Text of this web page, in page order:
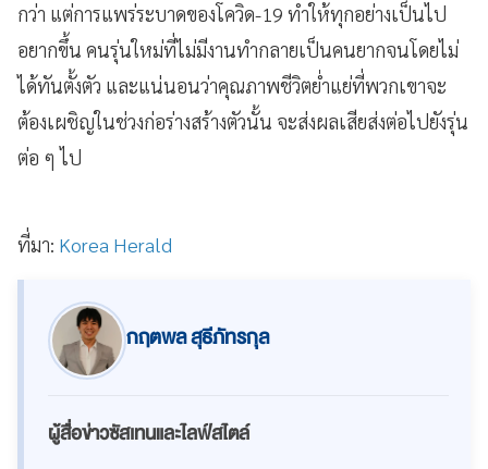
กว่า แต่การแพร่ระบาดของโควิด-19 ทำให้ทุกอย่างเป็นไป
อยากขึ้น คนรุ่นใหม่ที่ไม่มีงานทำกลายเป็นคนยากจนโดยไม่
ได้ทันตั้งตัว และแน่นอนว่าคุณภาพชีวิตย่ำแย่ที่พวกเขาจะ
ต้องเผชิญในช่วงก่อร่างสร้างตัวนั้น จะส่งผลเสียส่งต่อไปยังรุ่น
ต่อ ๆ ไป
ที่มา: Korea Herald
กฤตพล สุธีภัทรกุล
ผู้สื่อข่าวซัสเทนและไลฟ์สไตล์